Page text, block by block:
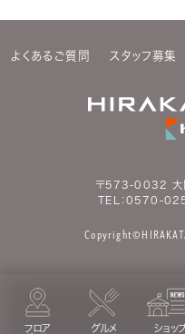
よくあるご質問 スタッフ募集
〒573-0032 大
TEL：0570-
フロア
グルメ
ショッ